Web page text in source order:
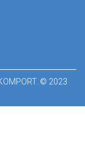
© 2023